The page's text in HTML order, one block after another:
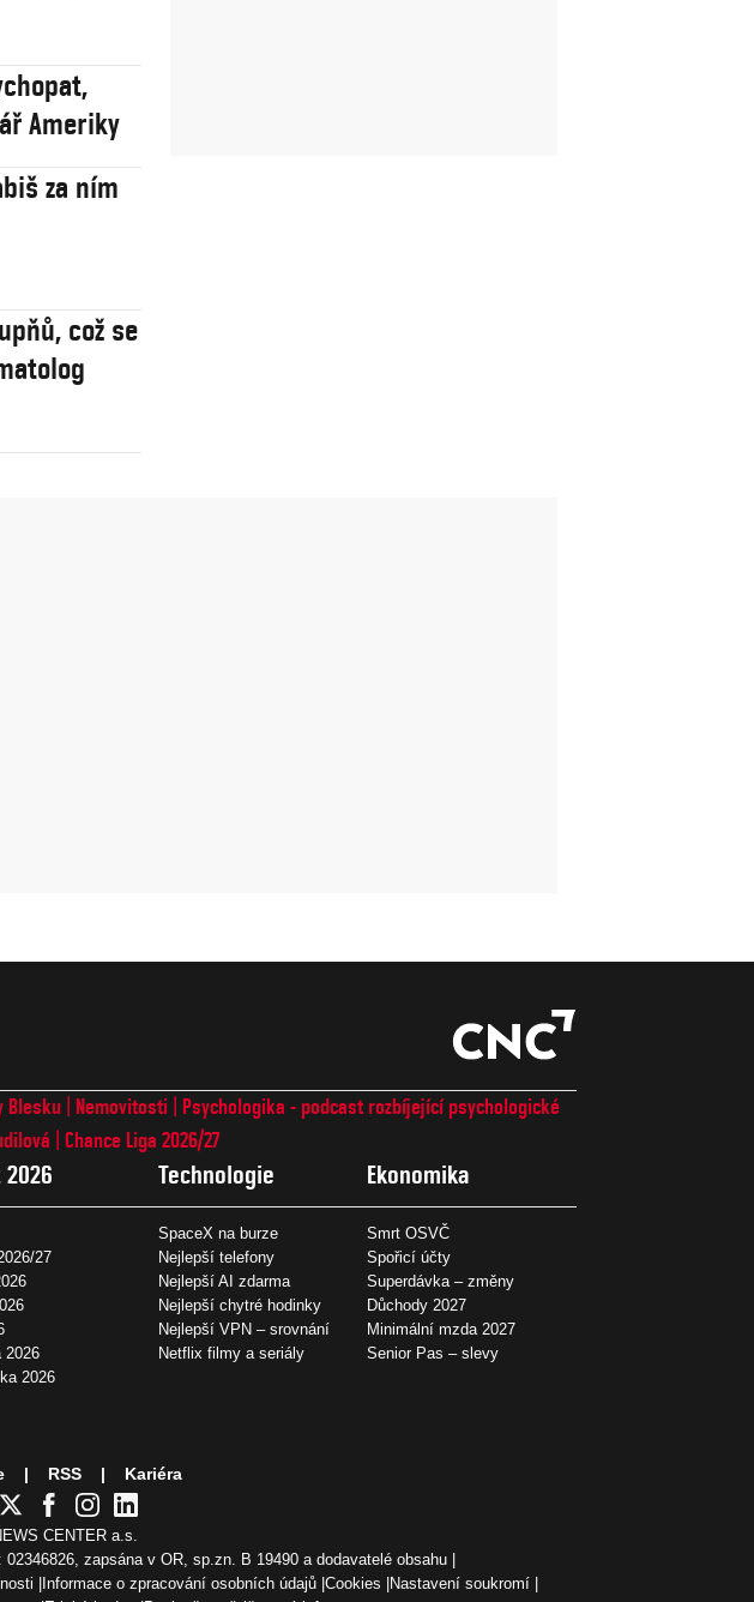
Ameriky
za ním
což se
Blesku Nemovitosti
Psychologika - podcast rozbíjející psychologické
Chance Liga 2026/27
27
2026
2026
Technologie
SpaceX na burze
Nejlepší telefony
Nejlepší AI zdarma
Nejlepší chytré hodinky
Nejlepší VPN – srovnání
Netflix filmy a seriály
Ekonomika
Smrt OSVČ
Spořicí účty
Superdávka – změny
Důchody 2027
Minimální mzda 2027
Senior Pas – slevy
RSS Kariéra
CENTER a.s.
zapsána v OR, sp.zn. B 19490 a dodavatelé obsahu
Informace o zpracování osobních údajů Cookies Nastavení soukromí